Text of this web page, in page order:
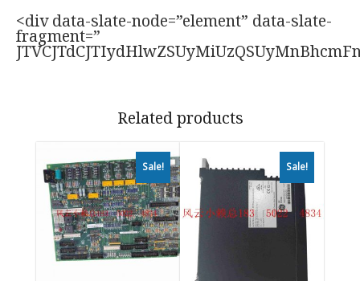
<div data-slate-node=”element” data-slate-
fragment=”
Related products
Sale! Sale!